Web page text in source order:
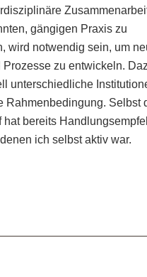
gängigen Praxis zu
wird notwendig sein, um
Prozesse zu entwickeln.
unterschiedliche
Rahmenbedingung. Selbst
hat bereits
ich selbst aktiv war.